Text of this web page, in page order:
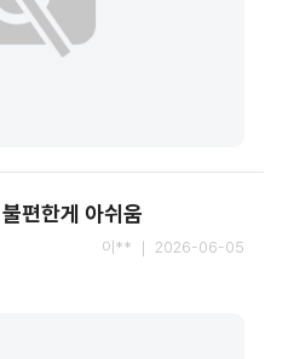
편한게 아쉬움
이** ｜ 2026-06-05